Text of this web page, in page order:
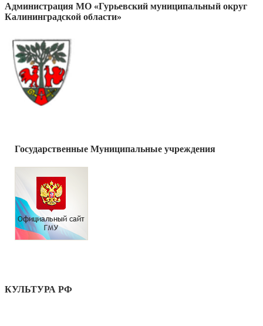
Администрация МО «Гурьевский муниципальный округ
Калининградской области»
Государственные Муниципальные учреждения
КУЛЬТУРА РФ